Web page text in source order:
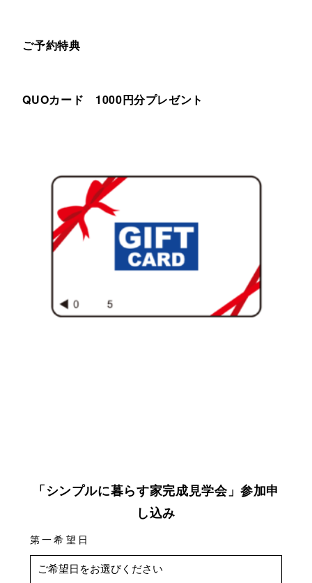
ご予約特典
QUOカード 1000円分プレゼント
「シンプルに暮らす家完成見学会」参加申
し込み
第一希望日